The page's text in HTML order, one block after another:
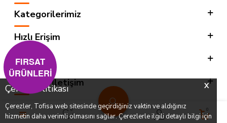
X
Çerez Politikası
Çerezler, Tofisa web sitesinde geçirdiğiniz vaktin ve aldığınız
hizmetin daha verimli olmasını sağlar. Çerezlerle ilgili detaylı bilgi için
0 0
Kategorilerimiz
Hızlı Erişim
Sosyal
Adres & İletişim
FIRSAT
ÜRÜNLERİ